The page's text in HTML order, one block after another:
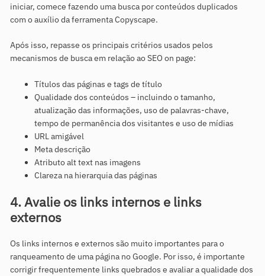
iniciar, comece fazendo uma busca por conteúdos duplicados
com o auxílio da ferramenta Copyscape.
Após isso, repasse os principais critérios usados pelos
mecanismos de busca em relação ao SEO on page:
Títulos das páginas e tags de título
Qualidade dos conteúdos – incluindo o tamanho,
atualização das informações, uso de palavras-chave,
tempo de permanência dos visitantes e uso de mídias
URL amigável
Meta descrição
Atributo alt text nas imagens
Clareza na hierarquia das páginas
4. Avalie os links internos e links
externos
Os links internos e externos são muito importantes para o
ranqueamento de uma página no Google. Por isso, é importante
corrigir frequentemente links quebrados e avaliar a qualidade dos